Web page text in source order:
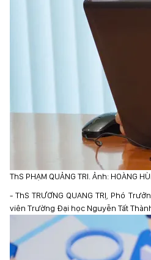
ThS PHẠM QUẢNG TRI. Ảnh: HOÀNG
- ThS TRƯƠNG QUANG TRỊ, Phó
viên Trường Đại học Nguyễn Tất